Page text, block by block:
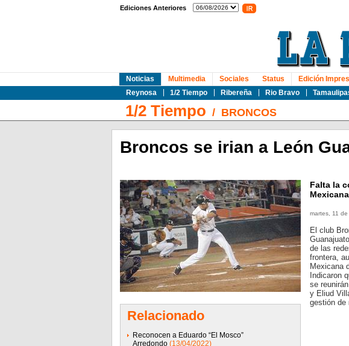
Ediciones Anteriores
Noticias
Reynosa
1/2 Tiempo Ribereña Rio Bravo
Multimedia Sociales Status Edición
1/2 Tiempo / BRONCOS
Broncos se irian a León
Relacionado
Reconocen a Eduardo “El Mosco”
Arredondo (13/04/2022)
Falta la
martes, 11
El club
de las
frontera,
Mexicana
Indicaron
se
y Eliud
gestión de